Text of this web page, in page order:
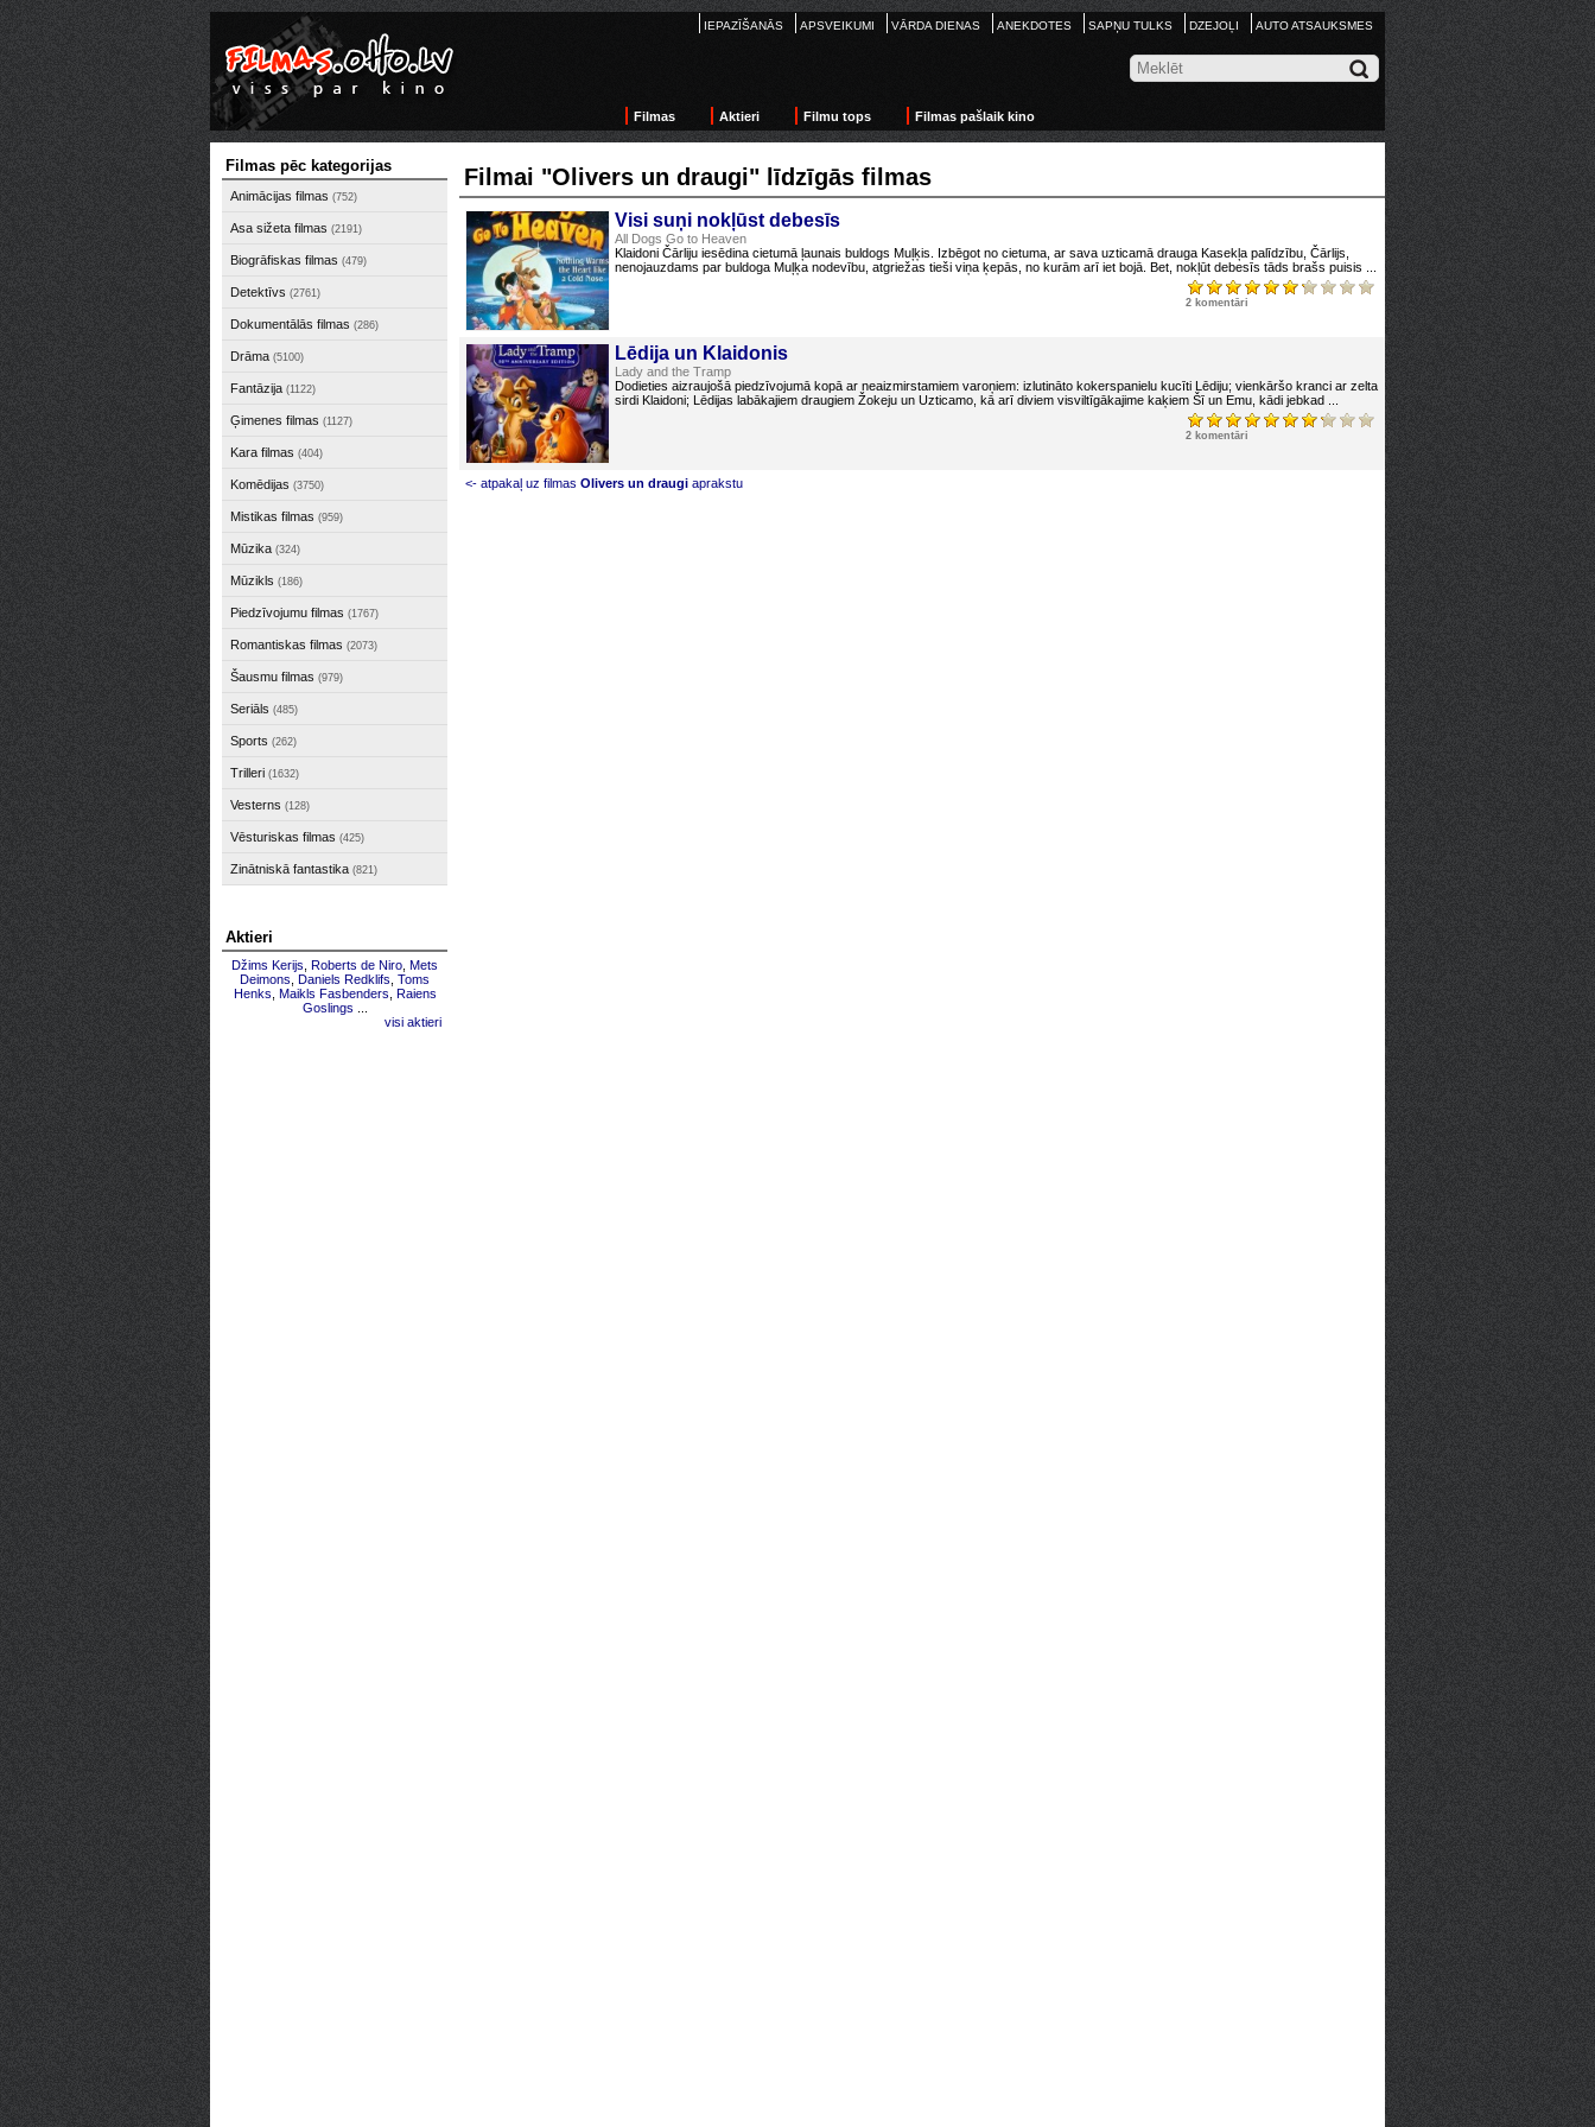
IEPAZĪŠANĀS APSVEIKUMI VĀRDA DIENAS ANEKDOTES SAPŅU TULKS DZEJOĻI AUTO ATSAUKSMES
Filmas Aktieri Filmu tops Filmas pašlaik kino
Filmas pēc kategorijas
Animācijas filmas (752)
Asa sižeta filmas (2191)
Biogrāfiskas filmas (479)
Detektīvs (2761)
Dokumentālās filmas (286)
Drāma (5100)
Fantāzija (1122)
Ģimenes filmas (1127)
Kara filmas (404)
Komēdijas (3750)
Mistikas filmas (959)
Mūzika (324)
Mūzikls (186)
Piedzīvojumu filmas (1767)
Romantiskas filmas (2073)
Šausmu filmas (979)
Seriāls (485)
Sports (262)
Trilleri (1632)
Vesterns (128)
Vēsturiskas filmas (425)
Zinātniskā fantastika (821)
Aktieri
Džims Kerijs Roberts de Niro Mets
Deimons Daniels Redklifs Toms
Henks Maikls Fasbenders Raiens
Goslings
visi aktieri
Filmai "Olivers un draugi" līdzīgās filmas
Visi suņi nokļūst debesīs
All Dogs Go to Heaven
Klaidoni Čārliju iesēdina cietumā ļaunais buldogs Muļķis. Izbēgot no cietuma, ar sava uzticamā drauga Kasekļa palīdzību, Čārlijs,
nenojauzdams par buldoga Muļķa nodevību, atgriežas tieši viņa ķepās, no kurām arī iet bojā. Bet, nokļūt debesīs tāds brašs puisis ...
2 komentāri
Lēdija un Klaidonis
Lady and the Tramp
Dodieties aizraujošā piedzīvojumā kopā ar neaizmirstamiem varoņiem: izlutināto kokerspanielu kucīti Lēdiju; vienkāršo kranci ar zelta
sirdi Klaidoni; Lēdijas labākajiem draugiem Žokeju un Uzticamo, kā arī diviem visviltīgākajime kaķiem Šī un Emu, kādi jebkad ...
2 komentāri
<- atpakaļ uz filmas Olivers un draugi aprakstu